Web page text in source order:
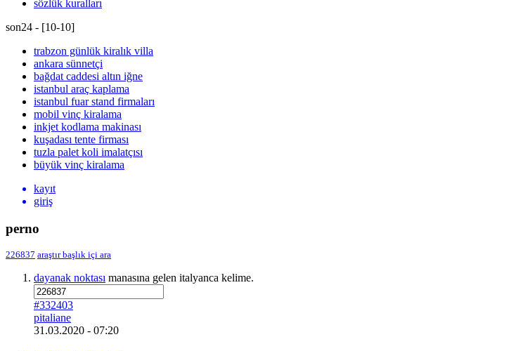
sözlük kuralları
son24 - [10-10]
trabzon günlük kiralık villa
ankara sünnetçi
bağdat caddesi altın iğne
istanbul araç kaplama
istanbul fuar stand firmaları
mobil vinç kiralama
inkjet kodlama makinası
kuşadası tente firması
tuzla palet koli imalatçısı
büyük vinç kiralama
kayıt
giriş
perno
226837 araştırbaşlık içi ara
dayanak noktası manasına gelen italyanca kelime.
#332403
pitaliane
31.03.2020 - 07:20